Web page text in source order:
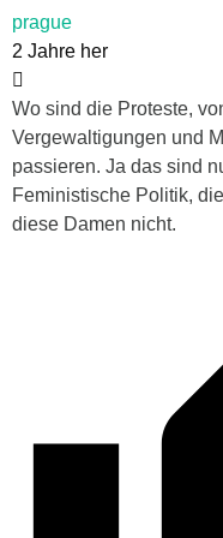
prague
2 Jahre her
Wo sind die Proteste,
Vergewaltigungen und
passieren. Ja das sind
Feministische Politik,
diese Damen nicht.